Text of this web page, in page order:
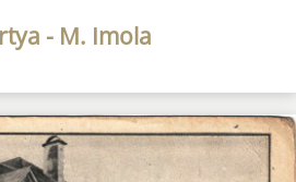
- M. Imola